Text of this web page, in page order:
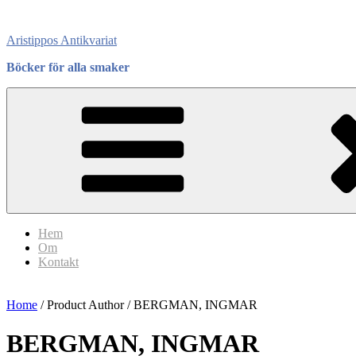
content
Aristippos Antikvariat
Böcker för alla smaker
Hem
Om
Kontakt
Home / Product Author / BERGMAN, INGMAR
BERGMAN, INGMAR